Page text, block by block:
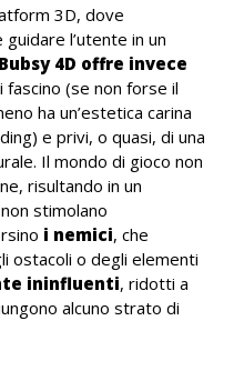
3D, dove
l’utente in un
Bubsy 4D offre invece
fascino (se non forse il
ha un’estetica carina
e privi, o quasi, di una
Il mondo di gioco non
risultando in un
stimolano
i nemici, che
ostacoli o degli elementi
ininfluenti, ridotti a
alcuno strato di